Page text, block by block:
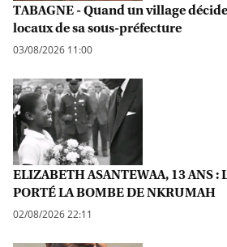
TABAGNE - Quand un village
locaux de sa sous-préfecture
03/08/2026 11:00
ELIZABETH ASANTEWAA, 13 ANS :
PORTÉ LA BOMBE DE NKRUMAH
02/08/2026 22:11